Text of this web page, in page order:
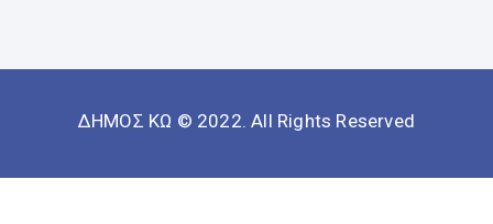
ΔΗΜΟΣ ΚΩ © 2022. All Rights Reserved